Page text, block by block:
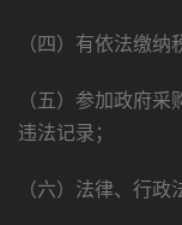
（四）有依法缴纳
（五）参加政府
违法记录；
（六）法律、行政